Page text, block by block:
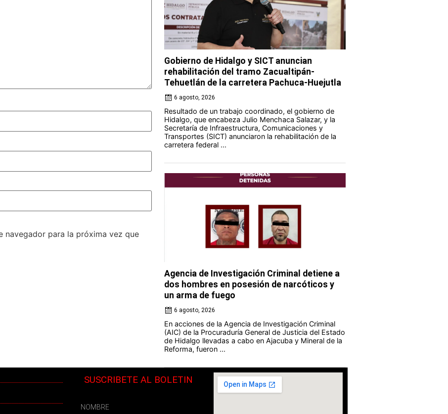
navegador para la próxima vez que
Gobierno de Hidalgo y SICT anuncian
rehabilitación del tramo Zacualtipán-
Tehuetlán de la carretera Pachuca-Huejutla
6 agosto, 2026
Resultado de un trabajo coordinado, el gobierno de
Hidalgo, que encabeza Julio Menchaca Salazar, y la
Secretaría de Infraestructura, Comunicaciones y
Transportes (SICT) anunciaron la rehabilitación de la
carretera federal ...
Agencia de Investigación Criminal detiene a
dos hombres en posesión de narcóticos y
un arma de fuego
6 agosto, 2026
En acciones de la Agencia de Investigación Criminal
(AIC) de la Procuraduría General de Justicia del Estado
de Hidalgo llevadas a cabo en Ajacuba y Mineral de la
Reforma, fueron ...
SUSCRIBETE AL BOLETIN